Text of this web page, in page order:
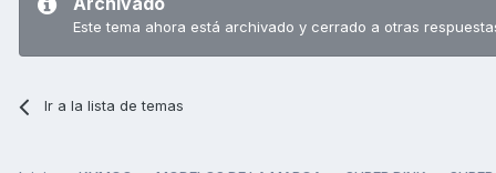
Este tema ahora está archivado y cerrado a otras
Ir a la lista de temas